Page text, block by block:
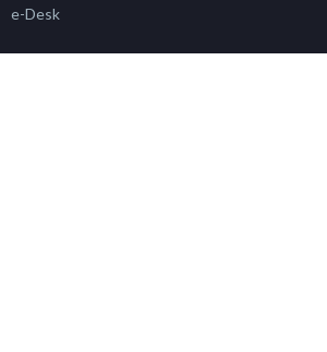
e-Desk